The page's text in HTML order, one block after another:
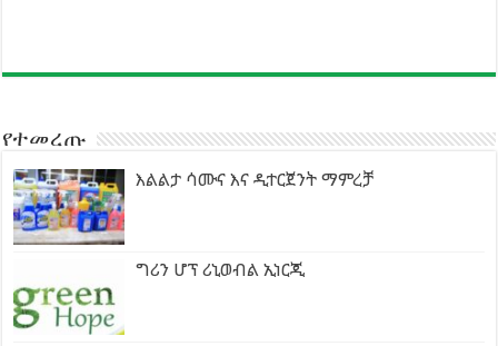
የተመረጡ
እልልታ ሳሙና እና ዲተርጀንት ማምረቻ
ግሪን ሆፕ ሪኒወብል ኢነርጂ